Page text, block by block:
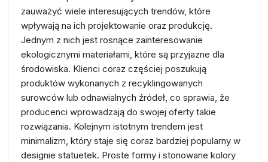
zauważyć wiele interesujących trendów, które
wpływają na ich projektowanie oraz produkcję.
Jednym z nich jest rosnące zainteresowanie
ekologicznymi materiałami, które są przyjazne dla
środowiska. Klienci coraz częściej poszukują
produktów wykonanych z recyklingowanych
surowców lub odnawialnych źródeł, co sprawia, że
producenci wprowadzają do swojej oferty takie
rozwiązania. Kolejnym istotnym trendem jest
minimalizm, który staje się coraz bardziej popularny w
designie statuetek. Proste formy i stonowane kolory